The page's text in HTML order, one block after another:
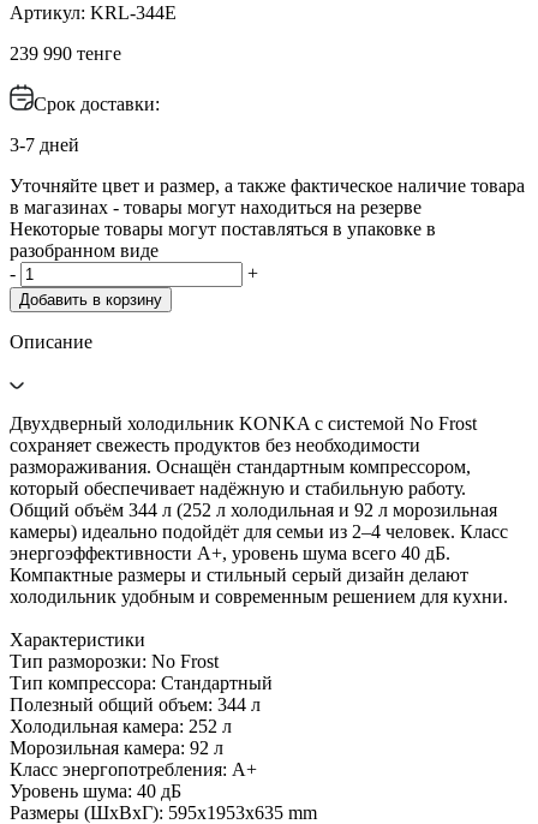
Артикул: KRL-344E
239 990 тенге
Срок доставки:
3-7 дней
Уточняйте цвет и размер, а также фактическое наличие товара
в магазинах - товары могут находиться на резерве
Некоторые товары могут поставляться в упаковке в
разобранном виде
-
+
Добавить в корзину
Описание
Двухдверный холодильник KONKA с системой No Frost
сохраняет свежесть продуктов без необходимости
размораживания. Оснащён стандартным компрессором,
который обеспечивает надёжную и стабильную работу.
Общий объём 344 л (252 л холодильная и 92 л морозильная
камеры) идеально подойдёт для семьи из 2–4 человек. Класс
энергоэффективности A+, уровень шума всего 40 дБ.
Компактные размеры и стильный серый дизайн делают
холодильник удобным и современным решением для кухни.
Характеристики
Тип разморозки: No Frost
Тип компрессора: Стандартный
Полезный общий объем: 344 л
Холодильная камера: 252 л
Морозильная камера: 92 л
Класс энергопотребления: A+
Уровень шума: 40 дБ
Размеры (ШхВхГ): 595x1953x635 mm